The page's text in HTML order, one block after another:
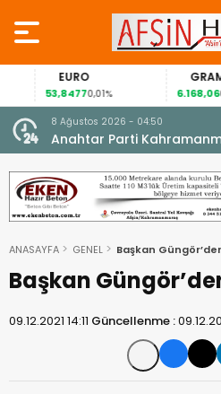
EURO
53,84770,01%
GRAM
6.168,060,22%
8 Ağustos 2026 - 04:50
Anahtar Parti
Afşin Teşkilatı ile buluştu.
ANASAYFA GENEL Başkan
Başkan
09.12.2021 14:11 Güncellenme :